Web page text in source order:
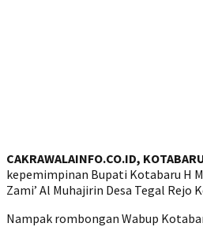
CAKRAWALAINFO.CO.ID,
kepemimpinan Bupati Kotabaru H
Zami’ Al Muhajirin Desa Tegal
Nampak rombongan Wabup